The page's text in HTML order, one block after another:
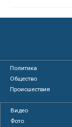
Политика
Общество
Происшествия
Видео
Фото